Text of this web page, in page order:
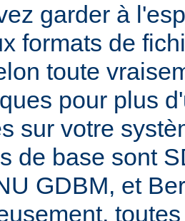
garder à
formats de
toute
pour plus
sur votre
de base sont
GDBM, et